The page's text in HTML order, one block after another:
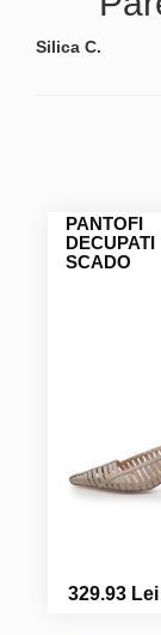
Silica C.
PANTOFI
DECUPATI
SCADO
329.93